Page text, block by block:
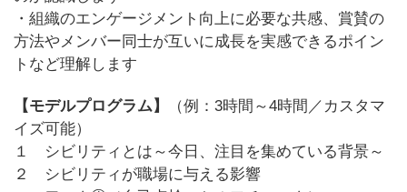
・組織のエンゲージメント向上に必要な共感、賞賛の
方法やメンバー同士が互いに成長を実感できるポイン
トなど理解します
【モデルプログラム】
（例：3時間～4時間／カスタマ
イズ可能）
１ シビリティとは～今日、注目を集めている背景～
２ シビリティが職場に与える影響